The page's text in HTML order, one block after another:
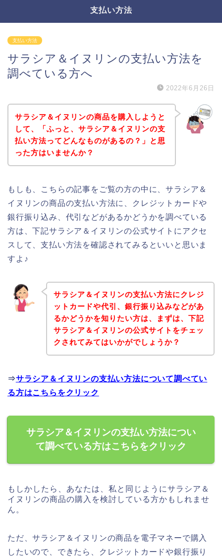
支払い方法
支払い方法
サラシア＆イヌリンの支払い方法を
調べている方へ
2022年6月26日
サラシア＆イヌリンの商品を購入しようと
して、「ふっと、サラシア＆イヌリンの支
払い方法ってどんなものがあるの？」と思
った方はいませんか？
もしも、こちらの記事をご覧の方の中に、サラシア＆
イヌリンの商品の支払い方法に、クレジットカードや
銀行振り込み、代引などがあるかどうかを調べている
方は、下記サラシア＆イヌリンの公式サイトにアクセ
スして、支払い方法を確認されてみるといいと思いま
すよ♪
サラシア＆イヌリンの支払い方法にクレジ
ットカードや代引、銀行振り込みなどがあ
るかどうかを知りたい方は、まずは、下記
サラシア＆イヌリンの公式サイトをチェッ
クされてみてはいかがでしょうか？
⇒サラシア＆イヌリンの支払い方法について調べてい
る方はこちらをクリック
サラシア＆イヌリンの支払い方法につい
て調べている方はこちらをクリック
もしかしたら、あなたは、私と同じようにサラシア＆
イヌリンの商品の購入を検討している方かもしれませ
ん。
ただ、サラシア＆イヌリンの商品を電子マネーで購入
したいので、できたら、クレジットカードや銀行振り